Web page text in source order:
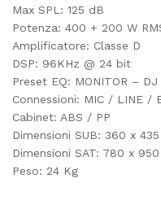
Max SPL: 125 dB
Potenza: 400 + 200 W
Amplificatore: Classe D
DSP: 96KHz @ 24 bit
Preset EQ: MONITOR –
Connessioni: MIC / LINE /
Cabinet: ABS / PP
Dimensioni SUB: 360 x
Dimensioni SAT: 780 x 950
Peso: 24 Kg